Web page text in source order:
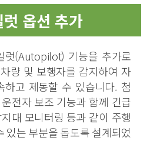
옵션 추가
럿(Autopilot) 기능을 추가로
량 및 보행자를 감지하여 자
하고 제동할 수 있습니다. 첨
전자 보조 기능과 함께 긴급
대 모니터링 등과 같이 주행
있는 부분을 돕도록 설계되었